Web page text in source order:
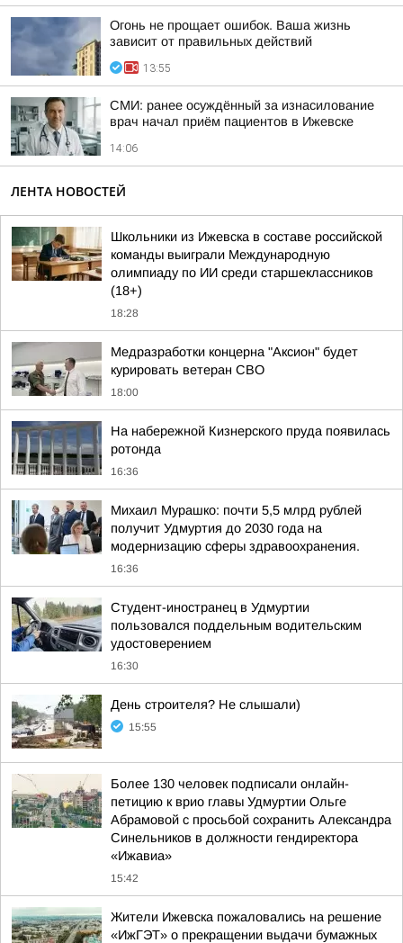
Огонь не прощает ошибок. Ваша жизнь
зависит от правильных действий
13:55
СМИ: ранее осуждённый за изнасилование
врач начал приём пациентов в Ижевске
14:06
ЛЕНТА НОВОСТЕЙ
Школьники из Ижевска в составе российской
команды выиграли Международную
олимпиаду по ИИ среди старшеклассников
(18+)
18:28
Медразработки концерна "Аксион" будет
курировать ветеран СВО
18:00
На набережной Кизнерского пруда появилась
ротонда
16:36
Михаил Мурашко: почти 5,5 млрд рублей
получит Удмуртия до 2030 года на
модернизацию сферы здравоохранения.
16:36
Студент-иностранец в Удмуртии
пользовался поддельным водительским
удостоверением
16:30
День строителя? Не слышали)
15:55
Более 130 человек подписали онлайн-
петицию к врио главы Удмуртии Ольге
Абрамовой с просьбой сохранить Александра
Синельников в должности гендиректора
«Ижавиа»
15:42
Жители Ижевска пожаловались на решение
«ИжГЭТ» о прекращении выдачи бумажных